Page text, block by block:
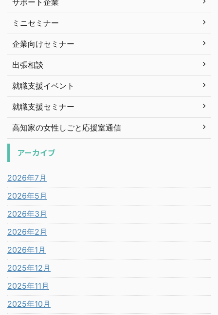
サポート企業
ミニセミナー
企業向けセミナー
出張相談
就職支援イベント
就職支援セミナー
高知家の女性しごと応援室通信
アーカイブ
2026年7月
2026年5月
2026年3月
2026年2月
2026年1月
2025年12月
2025年11月
2025年10月